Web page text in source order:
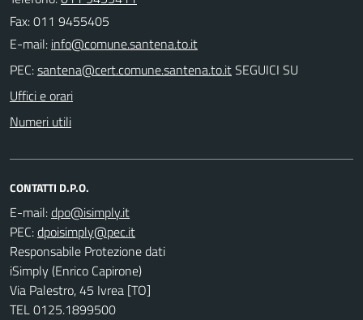
Fax: 011 9455405
E-mail:
PEC:
SEGUICI SU
Uffici e orari
Numeri utili
CONTATTI D.P.O.
E-mail:
PEC:
Responsabile Protezione dati
iSimply (Enrico Capirone)
Via Palestro, 45 Ivrea [TO]
TEL 0125.1899500